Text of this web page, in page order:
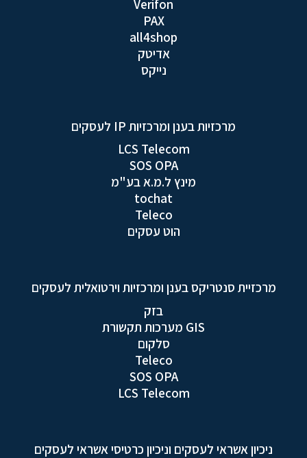
Verifon
PAX
all4shop
אדיטק
נייקס
מרכזיות בענן ומרכזיות IP לעסקים
LCS Telecom
SOS OPA
מינץ ל.מ.א בע"מ
tochat
Teleco
הוט עסקים
מרכזיית סנטריקס בענן ומרכזיות וירטואלית לעסקים
בזק
GIS מערכות תקשורת
סלקום
Teleco
SOS OPA
LCS Telecom
ניכיון אשראי לעסקים וניכיון כרטיסי אשראי לעסקים